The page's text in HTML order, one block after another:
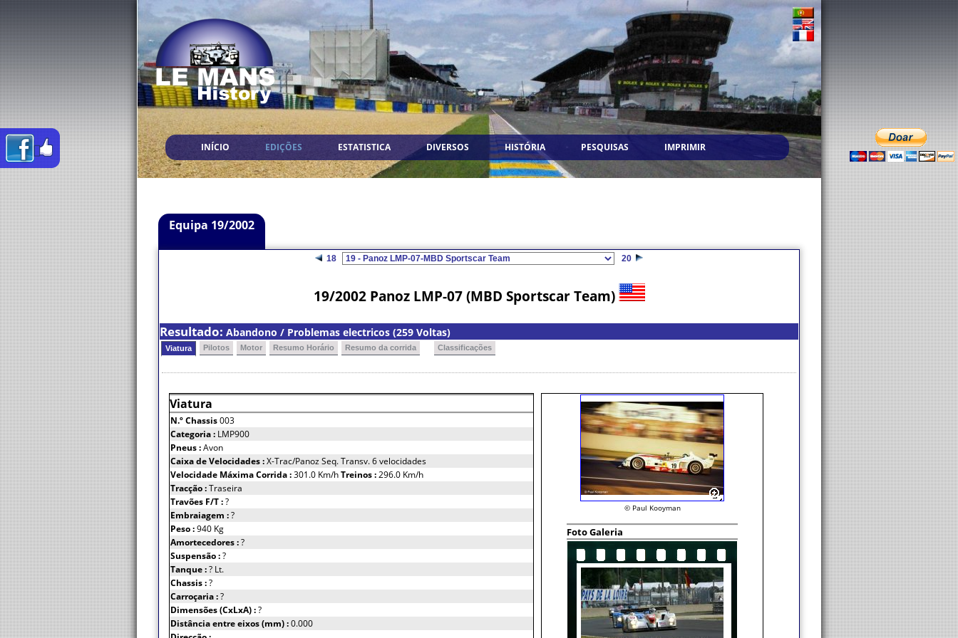
INÍCIO EDIÇÕES ESTATISTICA DIVERSOS HISTÓRIA PESQUISAS IMPRIMIR
Equipa 19/2002
18 20
19/2002 Panoz LMP-07 (MBD Sportscar Team)
Resultado: Abandono / Problemas electricos (259 Voltas)
Viatura Pilotos Motor Resumo Horário Resumo da corrida Classificações
Viatura
N.º Chassis003
Categoria : LMP900
Pneus :Avon
Caixa de Velocidades :X-Trac/Panoz Seq. Transv. 6 velocidades
Velocidade Máxima Corrida :301.0 Km/hTreinos :296.0 Km/h
Tracção :Traseira
Travões F/T :?
Embraiagem :?
Peso :940 Kg
Amortecedores :?
Suspensão :?
Tanque :? Lt.
Chassis :?
Carroçaria :?
Dimensões (CxLxA) :?
Distância entre eixos (mm) :0.000
© Paul Kooyman
Foto Galeria